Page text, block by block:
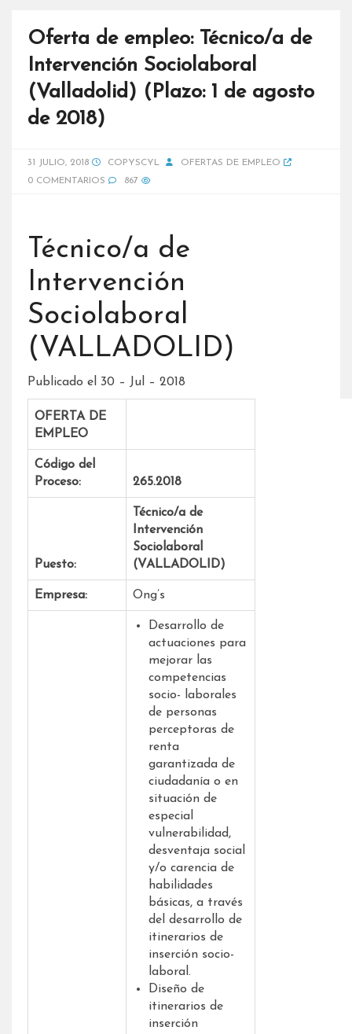
Oferta de empleo: Técnico/a de
Intervención Sociolaboral
(Valladolid) (Plazo: 1 de agosto
de 2018)
31 JULIO, 2018 COPYSCYL
OFERTAS DE EMPLEO
0 COMENTARIOS
867
Técnico/a de
Intervención
Sociolaboral
(VALLADOLID)
Publicado el 30 – Jul – 2018
OFERTA DE
EMPLEO
Código del
Proceso:
265.2018
Puesto:
Técnico/a de
Intervención
Sociolaboral
(VALLADOLID)
Empresa: Ong’s
Desarrollo de
actuaciones para
mejorar las
competencias
socio- laborales
de personas
perceptoras de
renta
garantizada de
ciudadanía o en
situación de
especial
vulnerabilidad,
desventaja social
y/o carencia de
habilidades
básicas, a través
del desarrollo de
itinerarios de
inserción socio-
laboral.
Diseño de
itinerarios de
inserción